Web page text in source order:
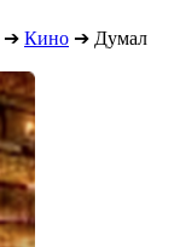
➔ Кино ➔ Думал